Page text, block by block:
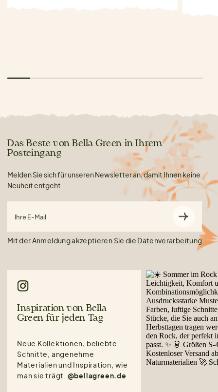
Das Beste von Bella Green in Ihrem
Posteingang
Melden Sie sich für unseren Newsletter an, damit Ihnen keine
Neuheit entgeht
Ihre E-Mail
Mit der Anmeldung akzeptieren Sie die Datenverarbeitung.
Inspiration von Bella
Green für jeden Tag
Neue Kollektionen, beliebte
Schnitte, angenehme
Materialien und Inspiration, wie
man sie trägt. @bellagreen.de